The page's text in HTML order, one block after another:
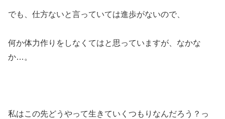
でも、仕方ないと言っていては進歩がないので、
何か体力作りをしなくてはと思っていますが、なかな
か…。
私はこの先どうやって生きていくつもりなんだろう？っ